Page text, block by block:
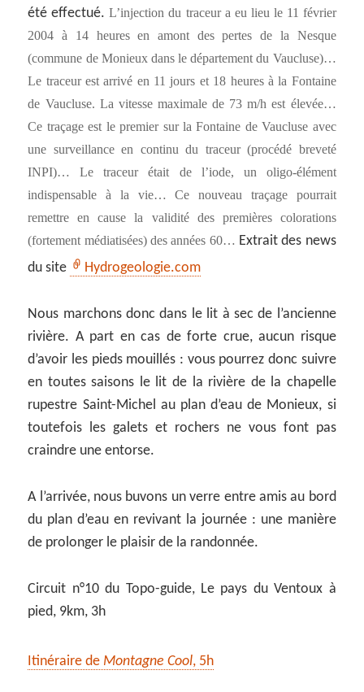
été effectué.L’injection du traceur a eu lieu le 11 février
2004 à 14 heures en amont des pertes de la Nesque
(commune de Monieux dans le département du Vaucluse)…
Le traceur est arrivé en 11 jours et 18 heures à la Fontaine
de Vaucluse. La vitesse maximale de 73 m/h est élevée…
Ce traçage est le premier sur la Fontaine de Vaucluse avec
une surveillance en continu du traceur (procédé breveté
INPI)… Le traceur était de l’iode, un oligo-élément
indispensable à la vie… Ce nouveau traçage pourrait
remettre en cause la validité des premières colorations
(fortement médiatisées) des années 60… Extrait des news
du site
Hydrogeologie.com
Nous marchons donc dans le lit à sec de l’ancienne
rivière. A part en cas de forte crue, aucun risque
d’avoir les pieds mouillés : vous pourrez donc suivre
en toutes saisons le lit de la rivière de la chapelle
rupestre Saint-Michel au plan d’eau de Monieux, si
toutefois les galets et rochers ne vous font pas
craindre une entorse.
A l’arrivée, nous buvons un verre entre amis au bord
du plan d’eau en revivant la journée : une manière
de prolonger le plaisir de la randonnée.
Circuit n°10 du Topo-guide, Le pays du Ventoux à
pied, 9km, 3h
Itinéraire de Montagne Cool, 5h